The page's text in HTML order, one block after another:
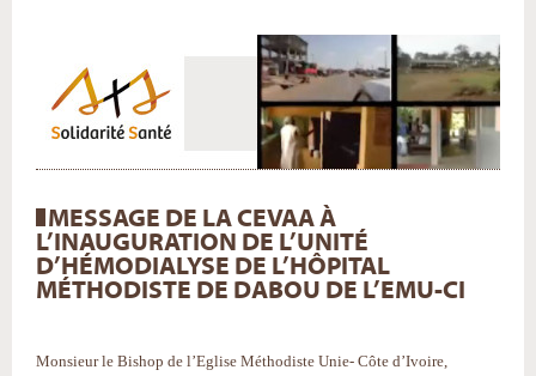
MESSAGE DE LA CEVAA À
L’INAUGURATION DE L’UNITÉ
D’HÉMODIALYSE DE L’HÔPITAL
MÉTHODISTE DE DABOU DE L’EMU-CI
Monsieur le Bishop de l’Eglise Méthodiste Unie- Côte d’Ivoire,